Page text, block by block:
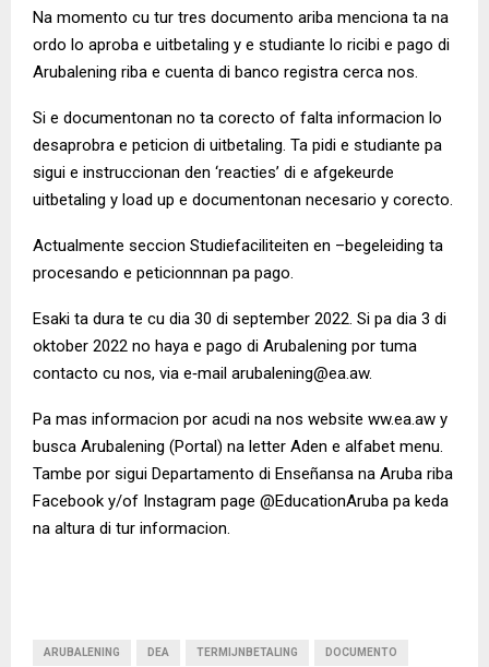
Na momento cu tur tres documento ariba menciona ta na
ordo lo aproba e uitbetaling y e studiante lo ricibi e pago di
Arubalening riba e cuenta di banco registra cerca nos.
Si e documentonan no ta corecto of falta informacion lo
desaprobra e peticion di uitbetaling. Ta pidi e studiante pa
sigui e instruccionan den ‘reacties’ di e afgekeurde
uitbetaling y load up e documentonan necesario y corecto.
Actualmente seccion Studiefaciliteiten en –begeleiding ta
procesando e peticionnnan pa pago.
Esaki ta dura te cu dia 30 di september 2022. Si pa dia 3 di
oktober 2022 no haya e pago di Arubalening por tuma
contacto cu nos, via e‐mail arubalening@ea.aw.
Pa mas informacion por acudi na nos website ww.ea.aw y
busca Arubalening (Portal) na letter Aden e alfabet menu.
Tambe por sigui Departamento di Enseñansa na Aruba riba
Facebook y/of Instagram page @EducationAruba pa keda
na altura di tur informacion.
ARUBALENING DEA TERMIJNBETALING DOCUMENTO